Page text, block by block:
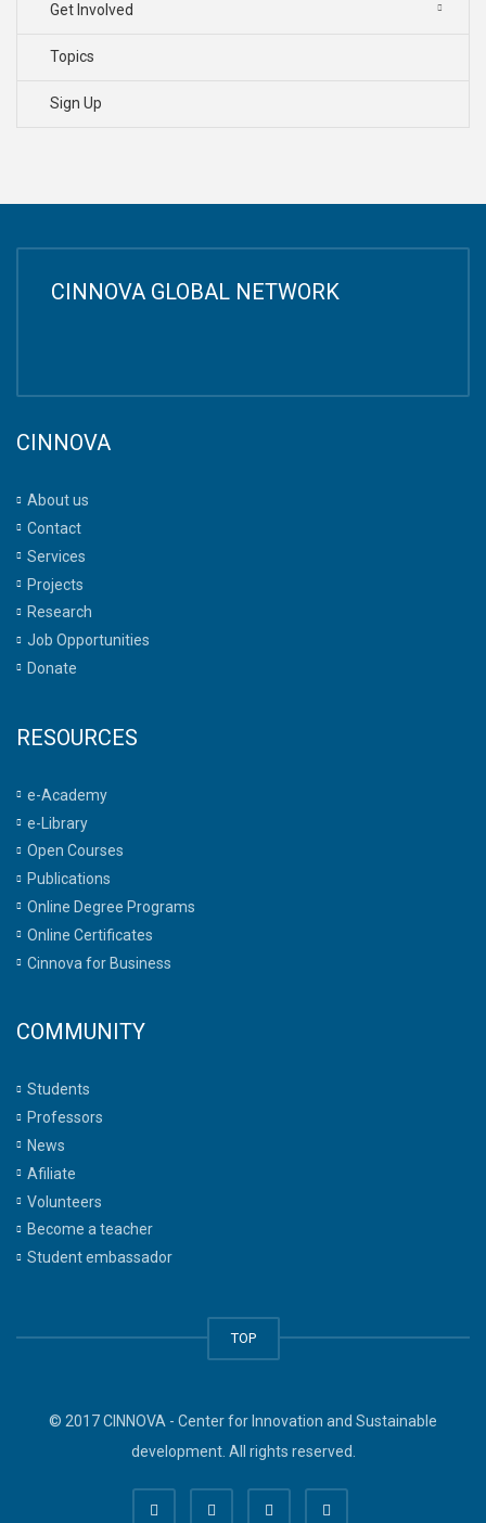
Get Involved
Topics
Sign Up
CINNOVA GLOBAL NETWORK
CINNOVA
About us
Contact
Services
Projects
Research
Job Opportunities
Donate
RESOURCES
e-Academy
e-Library
Open Courses
Publications
Online Degree Programs
Online Certificates
Cinnova for Business
COMMUNITY
Students
Professors
News
Afiliate
Volunteers
Become a teacher
Student embassador
TOP
© 2017 CINNOVA - Center for Innovation and Sustainable
development. All rights reserved.